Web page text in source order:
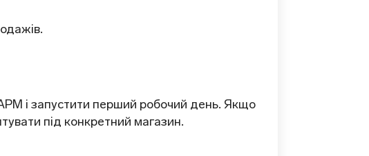
і запустити перший робочий день. Якщо
під конкретний магазин.